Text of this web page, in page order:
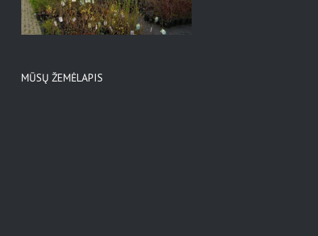
MŪSŲ ŽEMĖLAPIS